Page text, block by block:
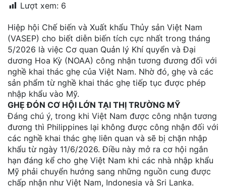
Quy
Blog
chia
sẻ
Liên
hệ
Lượt xem: 6
Hiệp hội Chế biến và Xuất khẩu Thủy sản Việt Nam
(VASEP) cho biết diễn biến tích cực nhất trong tháng
5/2026 là việc Cơ quan Quản lý Khí quyển và Đại
dương Hoa Kỳ (NOAA) công nhận tương đương đối với
nghề khai thác ghẹ của Việt Nam. Nhờ đó, ghẹ và các
sản phẩm từ nghề khai thác ghẹ tiếp tục được phép
nhập khẩu vào Mỹ.
GHẸ ĐÓN CƠ HỘI LỚN TẠI THỊ TRƯỜNG MỸ
Đáng chú ý, trong khi Việt Nam được công nhận tương
đương thì Philippines lại không được công nhận đối với
các nghề khai thác ghẹ liên quan và sẽ bị chặn nhập
khẩu từ ngày 11/6/2026. Điều này mở ra cơ hội ngắn
hạn đáng kể cho ghẹ Việt Nam khi các nhà nhập khẩu
Mỹ phải chuyển hướng sang những nguồn cung được
chấp nhận như Việt Nam, Indonesia và Sri Lanka.